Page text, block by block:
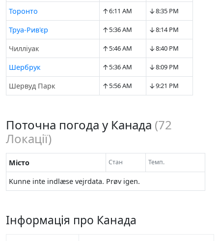
Торонто ↑6:11 AM ↓8:35 PM
Труа-Рив'єр ↑5:36 AM ↓8:14 PM
Чилліуак ↑5:46 AM ↓8:40 PM
Шербрук ↑5:36 AM ↓8:09 PM
Шервуд Парк ↑5:56 AM ↓9:21 PM
Поточна погода у Канада (72
Локації)
Місто Стан Темп.
Kunne inte indlæse vejrdata. Prøv igen.
Інформація про Канада